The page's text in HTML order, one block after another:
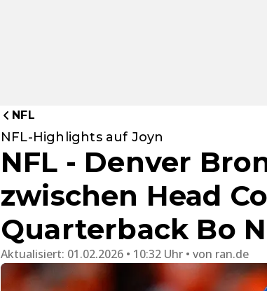
NFL
NFL-Highlights auf Joyn
NFL - Denver
zwischen Head
Quarterback Bo
Aktualisiert: 01.02.2026 • 10:32 Uhr von ran.de